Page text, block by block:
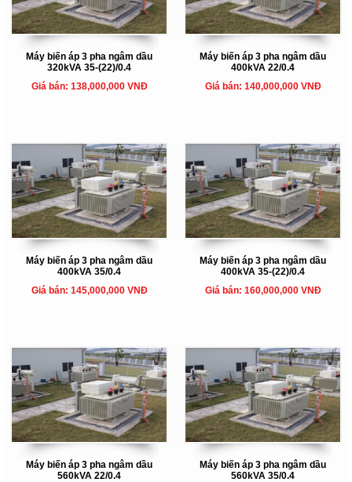
Máy biến áp 3 pha ngâm dầu
320kVA 35-(22)/0.4
Giá bán: 138,000,000 VNĐ
Máy biến áp 3 pha ngâm dầu
400kVA 22/0.4
Giá bán: 140,000,000 VNĐ
Máy biến áp 3 pha ngâm dầu
400kVA 35/0.4
Giá bán: 145,000,000 VNĐ
Máy biến áp 3 pha ngâm dầu
400kVA 35-(22)/0.4
Giá bán: 160,000,000 VNĐ
Máy biến áp 3 pha ngâm dầu
560kVA 22/0.4
Máy biến áp 3 pha ngâm dầu
560kVA 35/0.4